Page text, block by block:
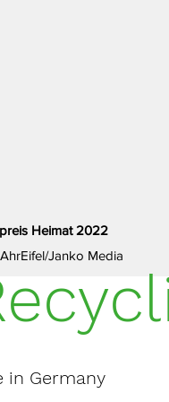
Heimat 2022
Janko Media
in Germany